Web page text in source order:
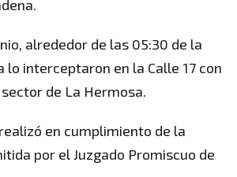
alrededor de las 05:30 de la
lo interceptaron en la Calle 17 con
de La Hermosa.
en cumplimiento de la
por el Juzgado Promiscuo de